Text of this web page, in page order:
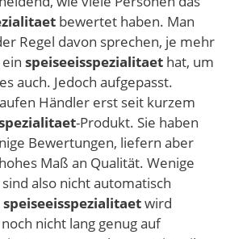
bewertet haben. Man
Regel davon sprechen, je mehr
speiseeisspezialitaet hat, um
auch. Jedoch aufgepasst.
Händler erst seit kurzem
-Produkt. Sie haben
Bewertungen, liefern aber
Maß an Qualität. Wenige
also nicht automatisch
speiseeisspezialitaetwird
nicht lang genug auf